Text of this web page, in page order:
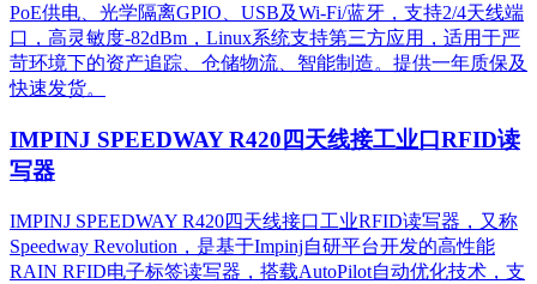
PoE供电、光学隔离GPIO、USB及Wi-Fi/蓝牙，支持2/4天线端
口，高灵敏度-82dBm，Linux系统支持第三方应用，适用于严
苛环境下的资产追踪、仓储物流、智能制造。提供一年质保及
快速发货。
IMPINJ SPEEDWAY R420四天线接工业口RFID读
写器
IMPINJ SPEEDWAY R420四天线接口工业RFID读写器，又称
Speedway Revolution，是基于Impinj自研平台开发的高性能
RAIN RFID电子标签读写器，搭载AutoPilot自动优化技术，支